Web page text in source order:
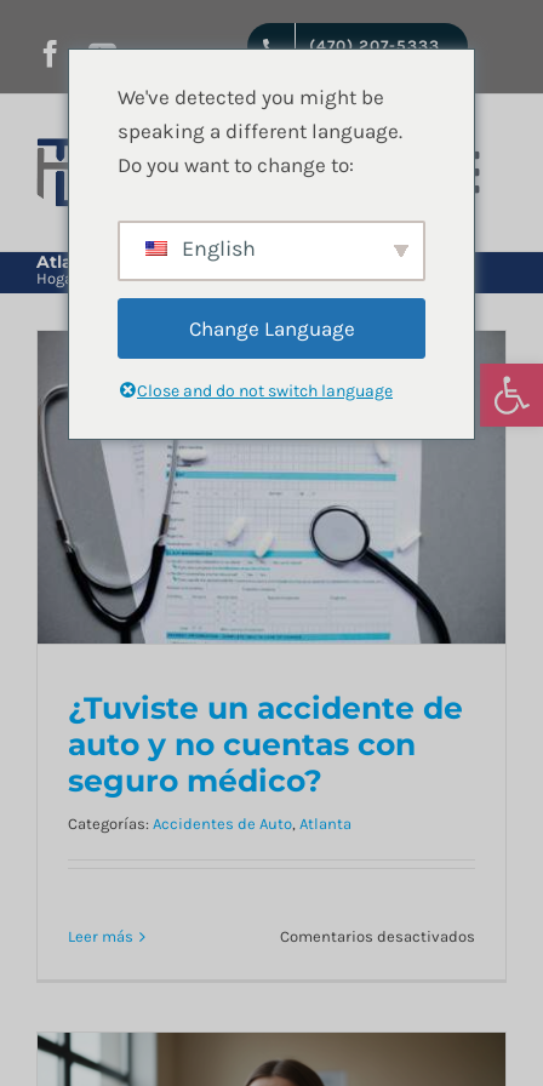
Abrir
(470) 207-5333
de
Inicio
Servicios jurídicos
Quienes Somos
Blog
Contacto
English
Atlanta
Hogar Atlanta
¿Tuviste un accidente de
auto y no cuentas con
¿Tuviste un accidente de
auto y no cuentas con
seguro médico?
Categorías: Accidentes de Auto, Atlanta
Leer más Comentarios desactivados
de
We've detected you might be
speaking a different language.
Do you want to change to:
English
Change Language
Close and do not switch language